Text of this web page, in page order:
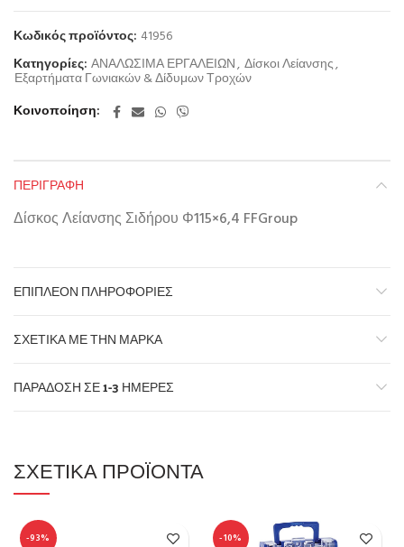
Κωδικός προϊόντος: 41956
Κατηγορίες: ΑΝΑΛΩΣΙΜΑ ΕΡΓΑΛΕΙΩΝ, Δίσκοι Λείανσης,
Εξαρτήματα Γωνιακών & Δίδυμων Τροχών
Κοινοποίηση
ΠΕΡΙΓΡΑΦΉ
Δίσκος Λείανσης Σιδήρου Φ115×6,4 FFGroup
ΕΠΙΠΛΈΟΝ ΠΛΗΡΟΦΟΡΊΕΣ
ΣΧΕΤΙΚΆ ΜΕ ΤΗΝ ΜΆΡΚΑ
ΠΑΡΆΔΟΣΗ ΣΕ 1-3 ΗΜΈΡΕΣ
ΣΧΕΤΙΚΆ ΠΡΟΪΌΝΤΑ
-93% -10%